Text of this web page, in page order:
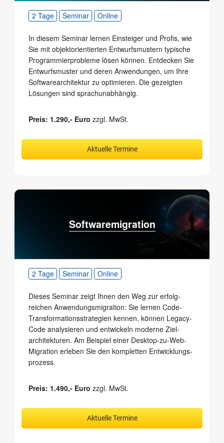
2 Tage Seminar Online
In diesem Seminar lernen Einsteiger und Profis, wie
Sie mit objekt­orientierten Entwurfs­mustern typische
Programmier­probleme lösen können. Entdecken Sie
Entwurfsmuster und deren Anwendungen, um Ihre
Software­architektur zu optimieren. Die gezeigten
Lösungen sind sprachunabhängig.
Preis: 1.290,- Euro zzgl. MwSt.
Aktuelle Termine
Softwaremigration
2 Tage Seminar Online
Dieses Seminar zeigt Ihnen den Weg zur erfolg­
reichen Anwendungs­migration: Sie lernen Code-
Transformations­strategien kennen, können Legacy-
Code analysieren und entwickeln moderne Ziel­
architekturen. Am Beispiel einer Desktop-zu-Web-
Migration erleben Sie den kompletten Entwicklungs­
prozess.
Preis: 1.490,- Euro zzgl. MwSt.
Aktuelle Termine